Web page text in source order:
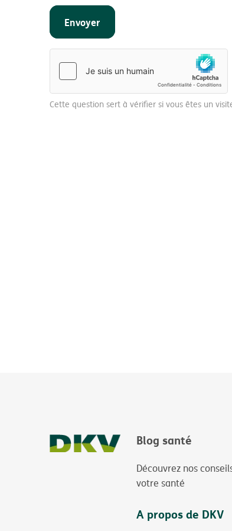
Cette question sert à vérifier si vous êtes un
Blog santé
Découvrez nos
votre santé
A propos de DKV